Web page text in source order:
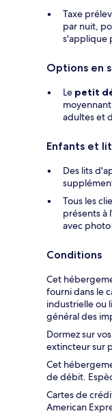
Taxe
par nuit,
s'applique
Options en
Le petit
adultes et
Enfants et
Des lits
Tous les
présents à
avec
Conditions
Cet
fourni dans le
industrielle ou
général des
Dormez sur
extincteur sur
Cet
de débit.
Cartes de
American